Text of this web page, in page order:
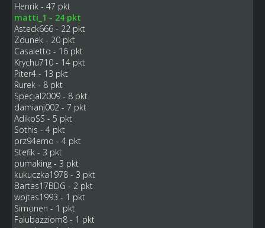
Henrik - 47 pkt
matti_1 - 24 pkt
Asteck666 - 22 pkt
Zdunek - 20 pkt
Casaletto - 16 pkt
Krychu710 - 14 pkt
Piter4 - 13 pkt
Rurek - 8 pkt
Specjal2009 - 8 pkt
damianj002 - 7 pkt
AdikoSS - 5 pkt
Sothis - 4 pkt
prz94emo - 4 pkt
Stefik - 3 pkt
pumaking - 3 pkt
kukuczka1978 - 3 pkt
Bartas17BDG - 2 pkt
wojtas1993 - 1 pkt
Simonen - 1 pkt
Falubazziom8 - 1 pkt